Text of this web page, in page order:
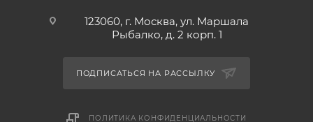
123060, г. Москва, ул. Маршала
Рыбалко, д. 2 корп. 1
ПОДПИСАТЬСЯ НА РАССЫЛКУ
ПОЛИТИКА КОНФИДЕНЦИАЛЬНОСТИ